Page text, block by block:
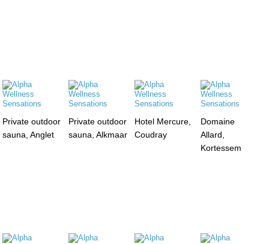
Private outdoor
sauna, Anglet
Private outdoor
sauna, Alkmaar
Hotel Mercure,
Coudray
Domaine
Allard,
Kortessem